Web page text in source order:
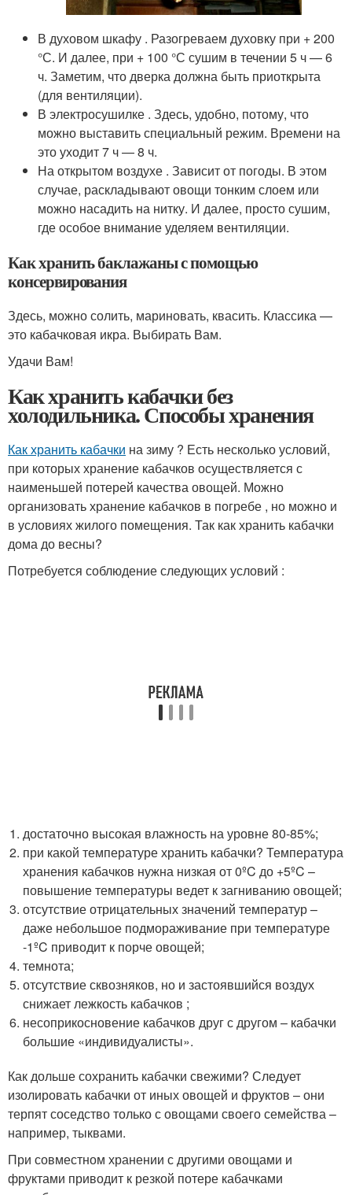
В духовом шкафу . Разогреваем духовку при + 200
°С. И далее, при + 100 °С сушим в течении 5 ч — 6
ч. Заметим, что дверка должна быть приоткрыта
(для вентиляции).
В электросушилке . Здесь, удобно, потому, что
можно выставить специальный режим. Времени на
это уходит 7 ч — 8 ч.
На открытом воздухе . Зависит от погоды. В этом
случае, раскладывают овощи тонким слоем или
можно насадить на нитку. И далее, просто сушим,
где особое внимание уделяем вентиляции.
Как хранить баклажаны с помощью
консервирования
Здесь, можно солить, мариновать, квасить. Классика —
это кабачковая икра. Выбирать Вам.
Удачи Вам!
Как хранить кабачки без
холодильника. Способы хранения
Как хранить кабачки на зиму ? Есть несколько условий,
при которых хранение кабачков осуществляется с
наименьшей потерей качества овощей. Можно
организовать хранение кабачков в погребе , но можно и
в условиях жилого помещения. Так как хранить кабачки
дома до весны?
Потребуется соблюдение следующих условий :
достаточно высокая влажность на уровне 80-85%;
при какой температуре хранить кабачки? Температура
хранения кабачков нужна низкая от 0ºC до +5ºC –
повышение температуры ведет к загниванию овощей;
отсутствие отрицательных значений температур –
даже небольшое подмораживание при температуре
-1ºC приводит к порче овощей;
темнота;
отсутствие сквозняков, но и застоявшийся воздух
снижает лежкость кабачков ;
несоприкосновение кабачков друг с другом – кабачки
большие «индивидуалисты».
Как дольше сохранить кабачки свежими? Следует
изолировать кабачки от иных овощей и фруктов – они
терпят соседство только с овощами своего семейства –
например, тыквами.
При совместном хранении с другими овощами и
фруктами приводит к резкой потере кабачками